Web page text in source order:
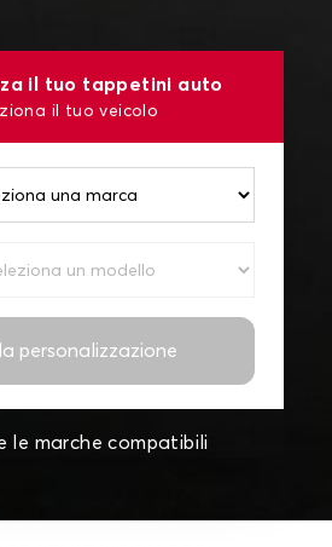
il tuo tappetini auto
il tuo veicolo
personalizzazione
le marche compatibili